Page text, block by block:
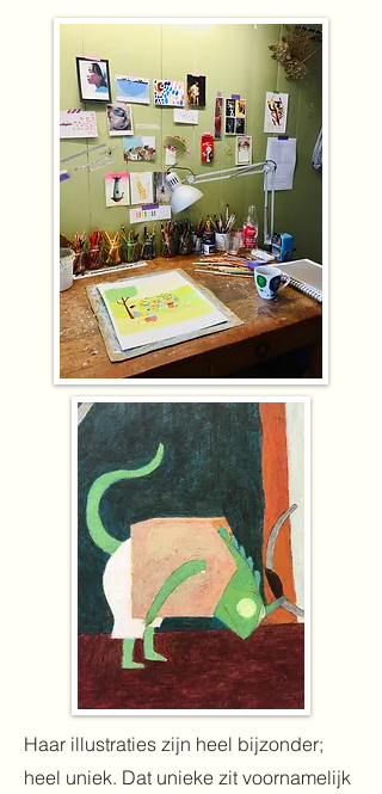
Haar illustraties zijn heel bijzonder;
heel uniek. Dat unieke zit voornamelijk